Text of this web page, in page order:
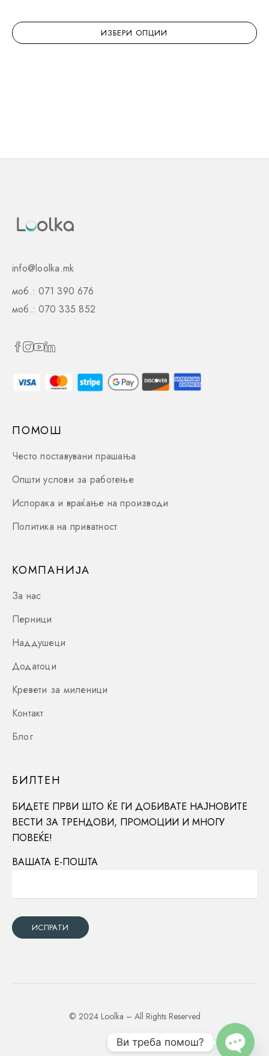
ИЗБЕРИ ОПЦИИ
info@loolka.mk
моб.: 071 390 676
моб.: 070 335 852
ПОМОШ
Често поставувани прашања
Општи услови за работење
Испорака и враќање на производи
Политика на приватност
КОМПАНИЈА
За нас
Перници
Наддушеци
Додатоци
Кревети за миленици
Контакт
Блог
БИЛТЕН
БИДЕТЕ ПРВИ ШТО ЌЕ ГИ ДОБИВАТЕ НАЈНОВИТЕ
ВЕСТИ ЗА ТРЕНДОВИ, ПРОМОЦИИ И МНОГУ
ПОВЕЌЕ!
ВАШАТА Е-ПОШТА
© 2024 Loolka – All Rights Reserved
Ви треба помош?